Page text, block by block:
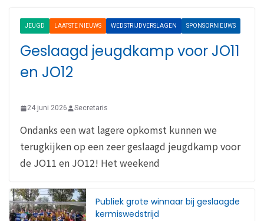
JEUGD LAATSTE NIEUWS WEDSTRIJDVERSLAGEN SPONSORNIEUWS
Geslaagd jeugdkamp voor JO11
en JO12
24 juni 2026 Secretaris
Ondanks een wat lagere opkomst kunnen we
terugkijken op een zeer geslaagd jeugdkamp voor
de JO11 en JO12! Het weekend
Publiek grote winnaar bij geslaagde
kermiswedstrijd